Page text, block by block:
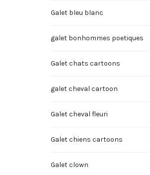
Galet bleu blanc
galet bonhommes poetiques
Galet chats cartoons
galet cheval cartoon
Galet cheval fleuri
Galet chiens cartoons
Galet clown